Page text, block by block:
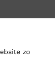
zo
zeker dat
Wij